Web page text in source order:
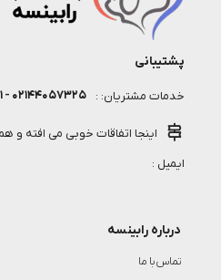
پشتیبانی
خدمات مشتریان: : ۰۲۱۴۴۰۵۷۳۲۵ - ۰۲۱۹۱۳۰۰۹۸۱
اینجا اتفاقات خوبی می افته
ایمیل :
درباره رابینسه
تماس با ما